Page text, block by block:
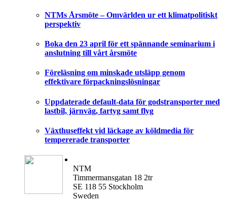
NTMs Årsmöte – Omvärlden ur ett klimatpolitiskt
perspektiv
Boka den 23 april för ett spännande seminarium i
anslutning till vårt årsmöte
Föreläsning om minskade utsläpp genom
effektivare förpackningslösningar
Uppdaterade default-data för godstransporter med
lastbil, järnväg, fartyg samt flyg
Växthuseffekt vid läckage av köldmedia för
tempererade transporter
NTM
Timmermansgatan 18 2tr
SE 118 55 Stockholm
Sweden